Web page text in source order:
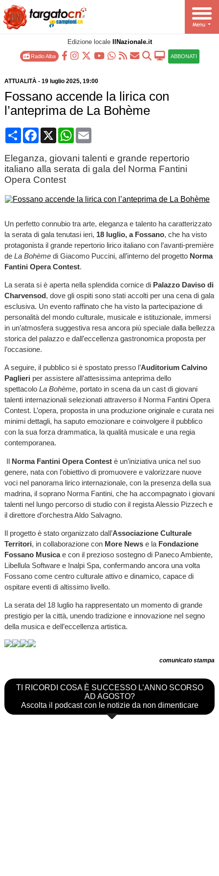
Edizione locale IlNazionale.it
Radio Alba ABBONATI
ATTUALITÀ- 19 luglio 2025, 19:00
Fossano accende la lirica con
l’anteprima de La Bohème
CondividiFacebook
X WhatsApp
Email
Eleganza, giovani talenti e grande repertorio
italiano alla serata di gala del Norma Fantini
Opera Contest
Un perfetto connubio tra arte, eleganza e talento ha caratterizzato
la serata di gala tenutasi ieri, 18 luglio, a Fossano, che ha visto
protagonista il grande repertorio lirico italiano con l’avanti-première
de La Bohèmedi Giacomo Puccini, all’interno del progetto Norma
Fantini Opera Contest.
La serata si è aperta nella splendida cornice di Palazzo Daviso di
Charvensod, dove gli ospiti sono stati accolti per una cena di gala
esclusiva. Un evento raffinato che ha visto la partecipazione di
personalità del mondo culturale, musicale e istituzionale, immersi
in un’atmosfera suggestiva resa ancora più speciale dalla bellezza
storica del palazzo e dall’eccellenza gastronomica proposta per
l’occasione.
A seguire, il pubblico si è spostato presso l’Auditorium Calvino
Paglieri per assistere all’attesissima anteprima dello
spettacolo La Bohème, portato in scena da un cast di giovani
talenti internazionali selezionati attraverso il Norma Fantini Opera
Contest. L’opera, proposta in una produzione originale e curata nei
minimi dettagli, ha saputo emozionare e coinvolgere il pubblico
con la sua forza drammatica, la qualità musicale e una regia
contemporanea.
Il Norma Fantini Opera Contestè un’iniziativa unica nel suo
genere, nata con l’obiettivo di promuovere e valorizzare nuove
voci nel panorama lirico internazionale, con la presenza della sua
madrina, il soprano Norma Fantini, che ha accompagnato i giovani
talenti nel lungo percorso di studio con il regista Alessio Pizzech e
il direttore d’orchestra Aldo Salvagno.
Il progetto è stato organizzato dall’Associazione Culturale
Territori, in collaborazione con More Newse la Fondazione
Fossano Musicae con il prezioso sostegno di Paneco Ambiente,
Libellula Software e Inalpi Spa, confermando ancora una volta
Fossano come centro culturale attivo e dinamico, capace di
ospitare eventi di altissimo livello.
La serata del 18 luglio ha rappresentato un momento di grande
prestigio per la città, unendo tradizione e innovazione nel segno
della musica e dell’eccellenza artistica.
comunicato stampa
TI RICORDI COSA È SUCCESSO L’ANNO SCORSO
AD AGOSTO?
Ascolta il podcast con le notizie da non dimenticare